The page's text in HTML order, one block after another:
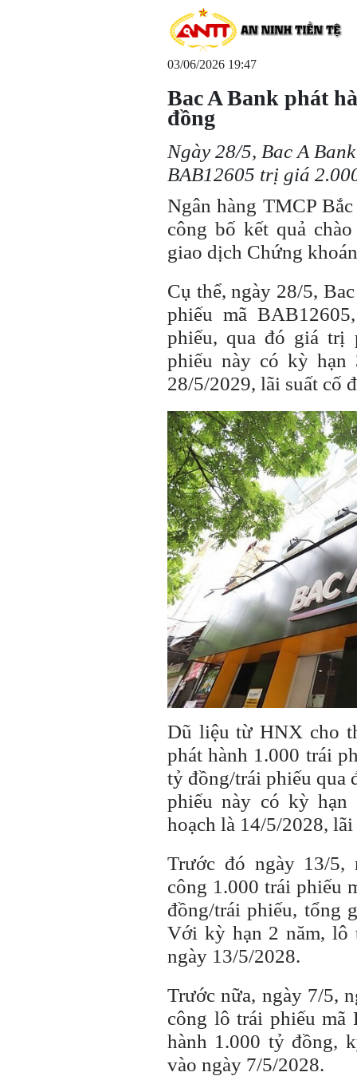
03/06/2026 19:47
Bac A Bank phát
đồng
Ngày 28/5, Bac A
BAB12605 trị giá
Ngân hàng TMCP
công bố kết quả
giao dịch Chứng
Cụ thể, ngày 28/5,
phiếu mã
phiếu, qua đó giá trị
phiếu này có kỳ hạn
28/5/2029, lãi suất cố
Dũ liệu từ HNX cho
phát hành 1.000 trái
tỷ đồng/trái phiếu qua
phiếu này có kỳ hạn
hoạch là 14/5/2028,
Trước đó ngày 13/5,
công 1.000 trái phiếu
đồng/trái phiếu, tổng
Với kỳ hạn 2 năm, lô
ngày 13/5/2028.
Trước nữa, ngày 7/5,
công lô trái phiếu
hành 1.000 tỷ đồng,
vào ngày 7/5/2028.